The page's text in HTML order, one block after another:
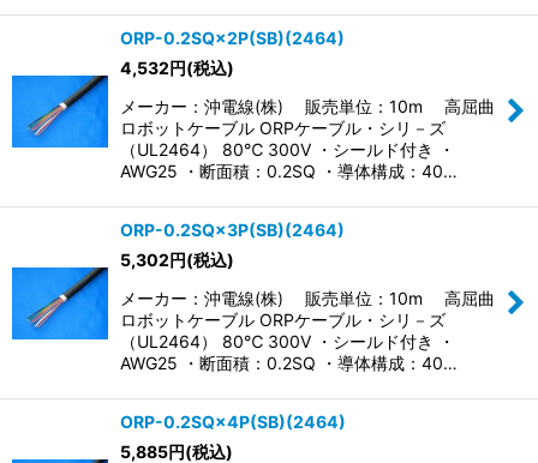
ORP-0.2SQ×2P(SB)(2464)
4,532円(税込)
メーカー：沖電線(株) 販売単位：10m 高屈曲
ロボットケーブル ORPケーブル・シリ－ズ
（UL2464） 80℃ 300V ・シールド付き ・
AWG25 ・断面積：0.2SQ ・導体構成：40…
ORP-0.2SQ×3P(SB)(2464)
5,302円(税込)
メーカー：沖電線(株) 販売単位：10m 高屈曲
ロボットケーブル ORPケーブル・シリ－ズ
（UL2464） 80℃ 300V ・シールド付き ・
AWG25 ・断面積：0.2SQ ・導体構成：40…
ORP-0.2SQ×4P(SB)(2464)
5,885円(税込)